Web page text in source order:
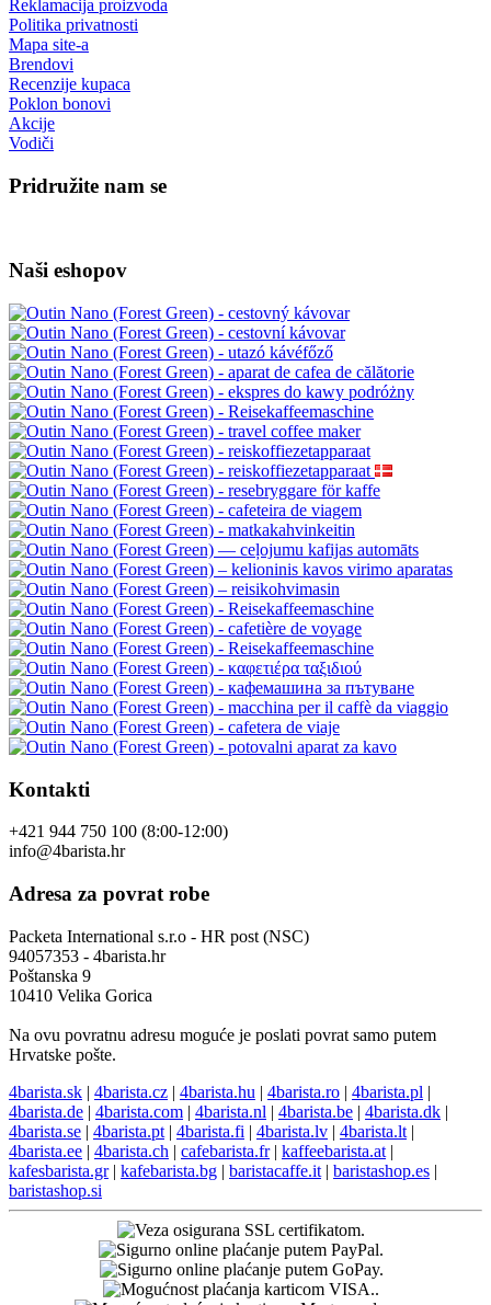
Reklamacija proizvoda
Politika privatnosti
Mapa site-a
Brendovi
Recenzije kupaca
Poklon bonovi
Akcije
Vodiči
Pridružite nam se
Naši eshopov
Kontakti
+421 944 750 100 (8:00-12:00)
info@4barista.hr
Adresa za povrat robe
Packeta International s.r.o - HR post (NSC)
94057353 - 4barista.hr
Poštanska 9
10410 Velika Gorica
Na ovu povratnu adresu moguće je poslati povrat samo putem
Hrvatske pošte.
4barista.sk | 4barista.cz | 4barista.hu | 4barista.ro | 4barista.pl |
4barista.de | 4barista.com | 4barista.nl | 4barista.be | 4barista.dk |
4barista.se | 4barista.pt | 4barista.fi | 4barista.lv | 4barista.lt |
4barista.ee | 4barista.ch | cafebarista.fr| kaffeebarista.at |
kafesbarista.gr| kafebarista.bg | baristacaffe.it | baristashop.es |
baristashop.si